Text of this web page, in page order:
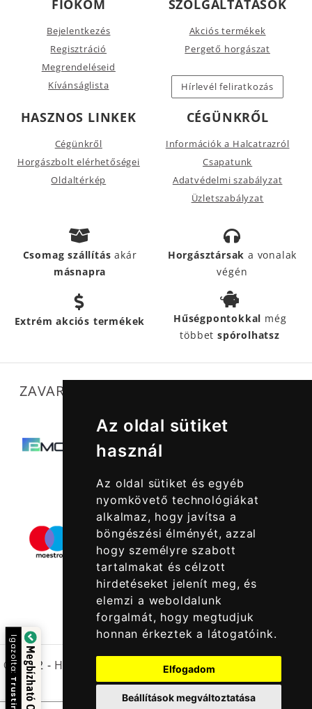
Az oldal sütiket
használ
Az oldal sütiket és egyéb
nyomkövető technológiákat
alkalmaz, hogy javítsa a
böngészési élményét, azzal
hogy személyre szabott
tartalmakat és célzott
hirdetéseket jelenít meg, és
elemzi a weboldalunk
forgalmát, hogy megtudjuk
honnan érkeztek a látogatóink.
Elfogadom
Beállítások megváltoztatása
FIÓKOM
Bejelentkezés
Regisztráció
Megrendeléseid
Kívánságlista
SZOLGÁLTATÁSOK
Akciós termékek
Pergető horgászat
Hírlevél feliratkozás
HASZNOS LINKEK
Cégünkről
Horgászbolt elérhetőségei
Oldaltérkép
CÉGÜNKRŐL
Információk a Halcatrazról
Csapatunk
Adatvédelmi szabályzat
Üzletszabályzat
Csomag szállításakár
másnapra
Horgásztársak a vonalak
végén
Extrém akciós termékek Hűségpontokkal még
többetspórolhatsz
ZAVARTALAN MŰKÖDÉSÜNKET SEGÍTIK
© 2022 - Halcatraz Kft.
Megbízható Oldal
Igazolta: